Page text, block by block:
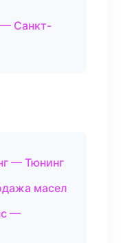
— Санкт-
— Тюнинг
масел
—